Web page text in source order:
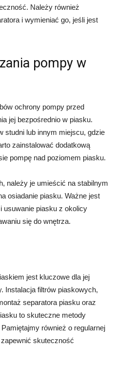
Należy również
i wymieniać go, jeśli jest
pompy w
ochrony pompy przed
jej bezpośrednio w piasku.
studni lub innym miejscu, gdzie
zainstalować dodatkową
pompę nad poziomem piasku.
należy je umieścić na stabilnym
osiadanie piasku. Ważne jest
usuwanie piasku z okolicy
się do wnętrza.
jest kluczowe dla jej
Instalacja filtrów piaskowych,
separatora piasku oraz
to skuteczne metody
również o regularnej
skuteczność